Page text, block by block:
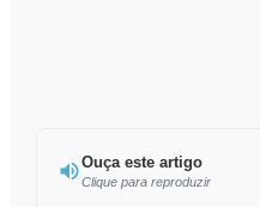
Ouça este artigo
Clique para reproduzir